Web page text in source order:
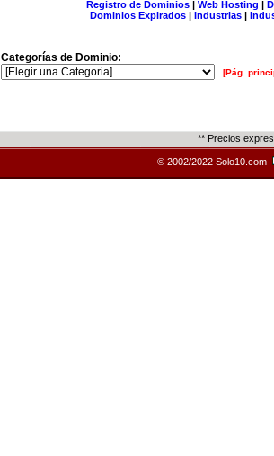
Registro de Dominios| Web Hosting |
Dominios Expirados | Industrias |
Categorías de Dominio:
[Pág.
** Precios
© 2002/2022 Solo10.com